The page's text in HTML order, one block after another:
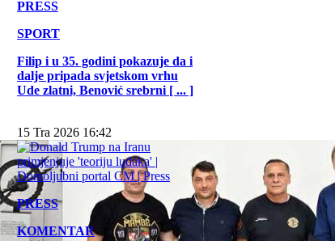
PRESS
SPORT
Filip i u 35. godini pokazuje da i
dalje pripada svjetskom vrhu
Ude zlatni, Benović srebrni [ ... ]
15 Tra 2026 16:42
PRESS
KOMENTAR